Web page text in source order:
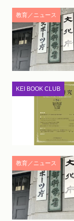
教育／ニュース
KEI BOOK CLUB
教育／ニュース